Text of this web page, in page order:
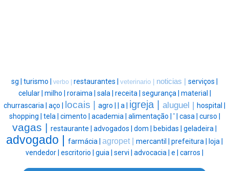
sg | turismo | verbo | restaurantes | veterinario | noticias | serviços |
celular | milho | roraima | sala | receita | segurança | material |
churrascaria | aço | locais | agro | | a | igreja | aluguel | hospital |
shopping | tela | cimento | academia | alimentação | ' | casa | curso |
vagas | restaurante | advogados | dom | bebidas | geladeira |
advogado | farmácia | agropet | mercantil | prefeitura | loja |
vendedor | escritorio | guia | servi | advocacia | e | carros |